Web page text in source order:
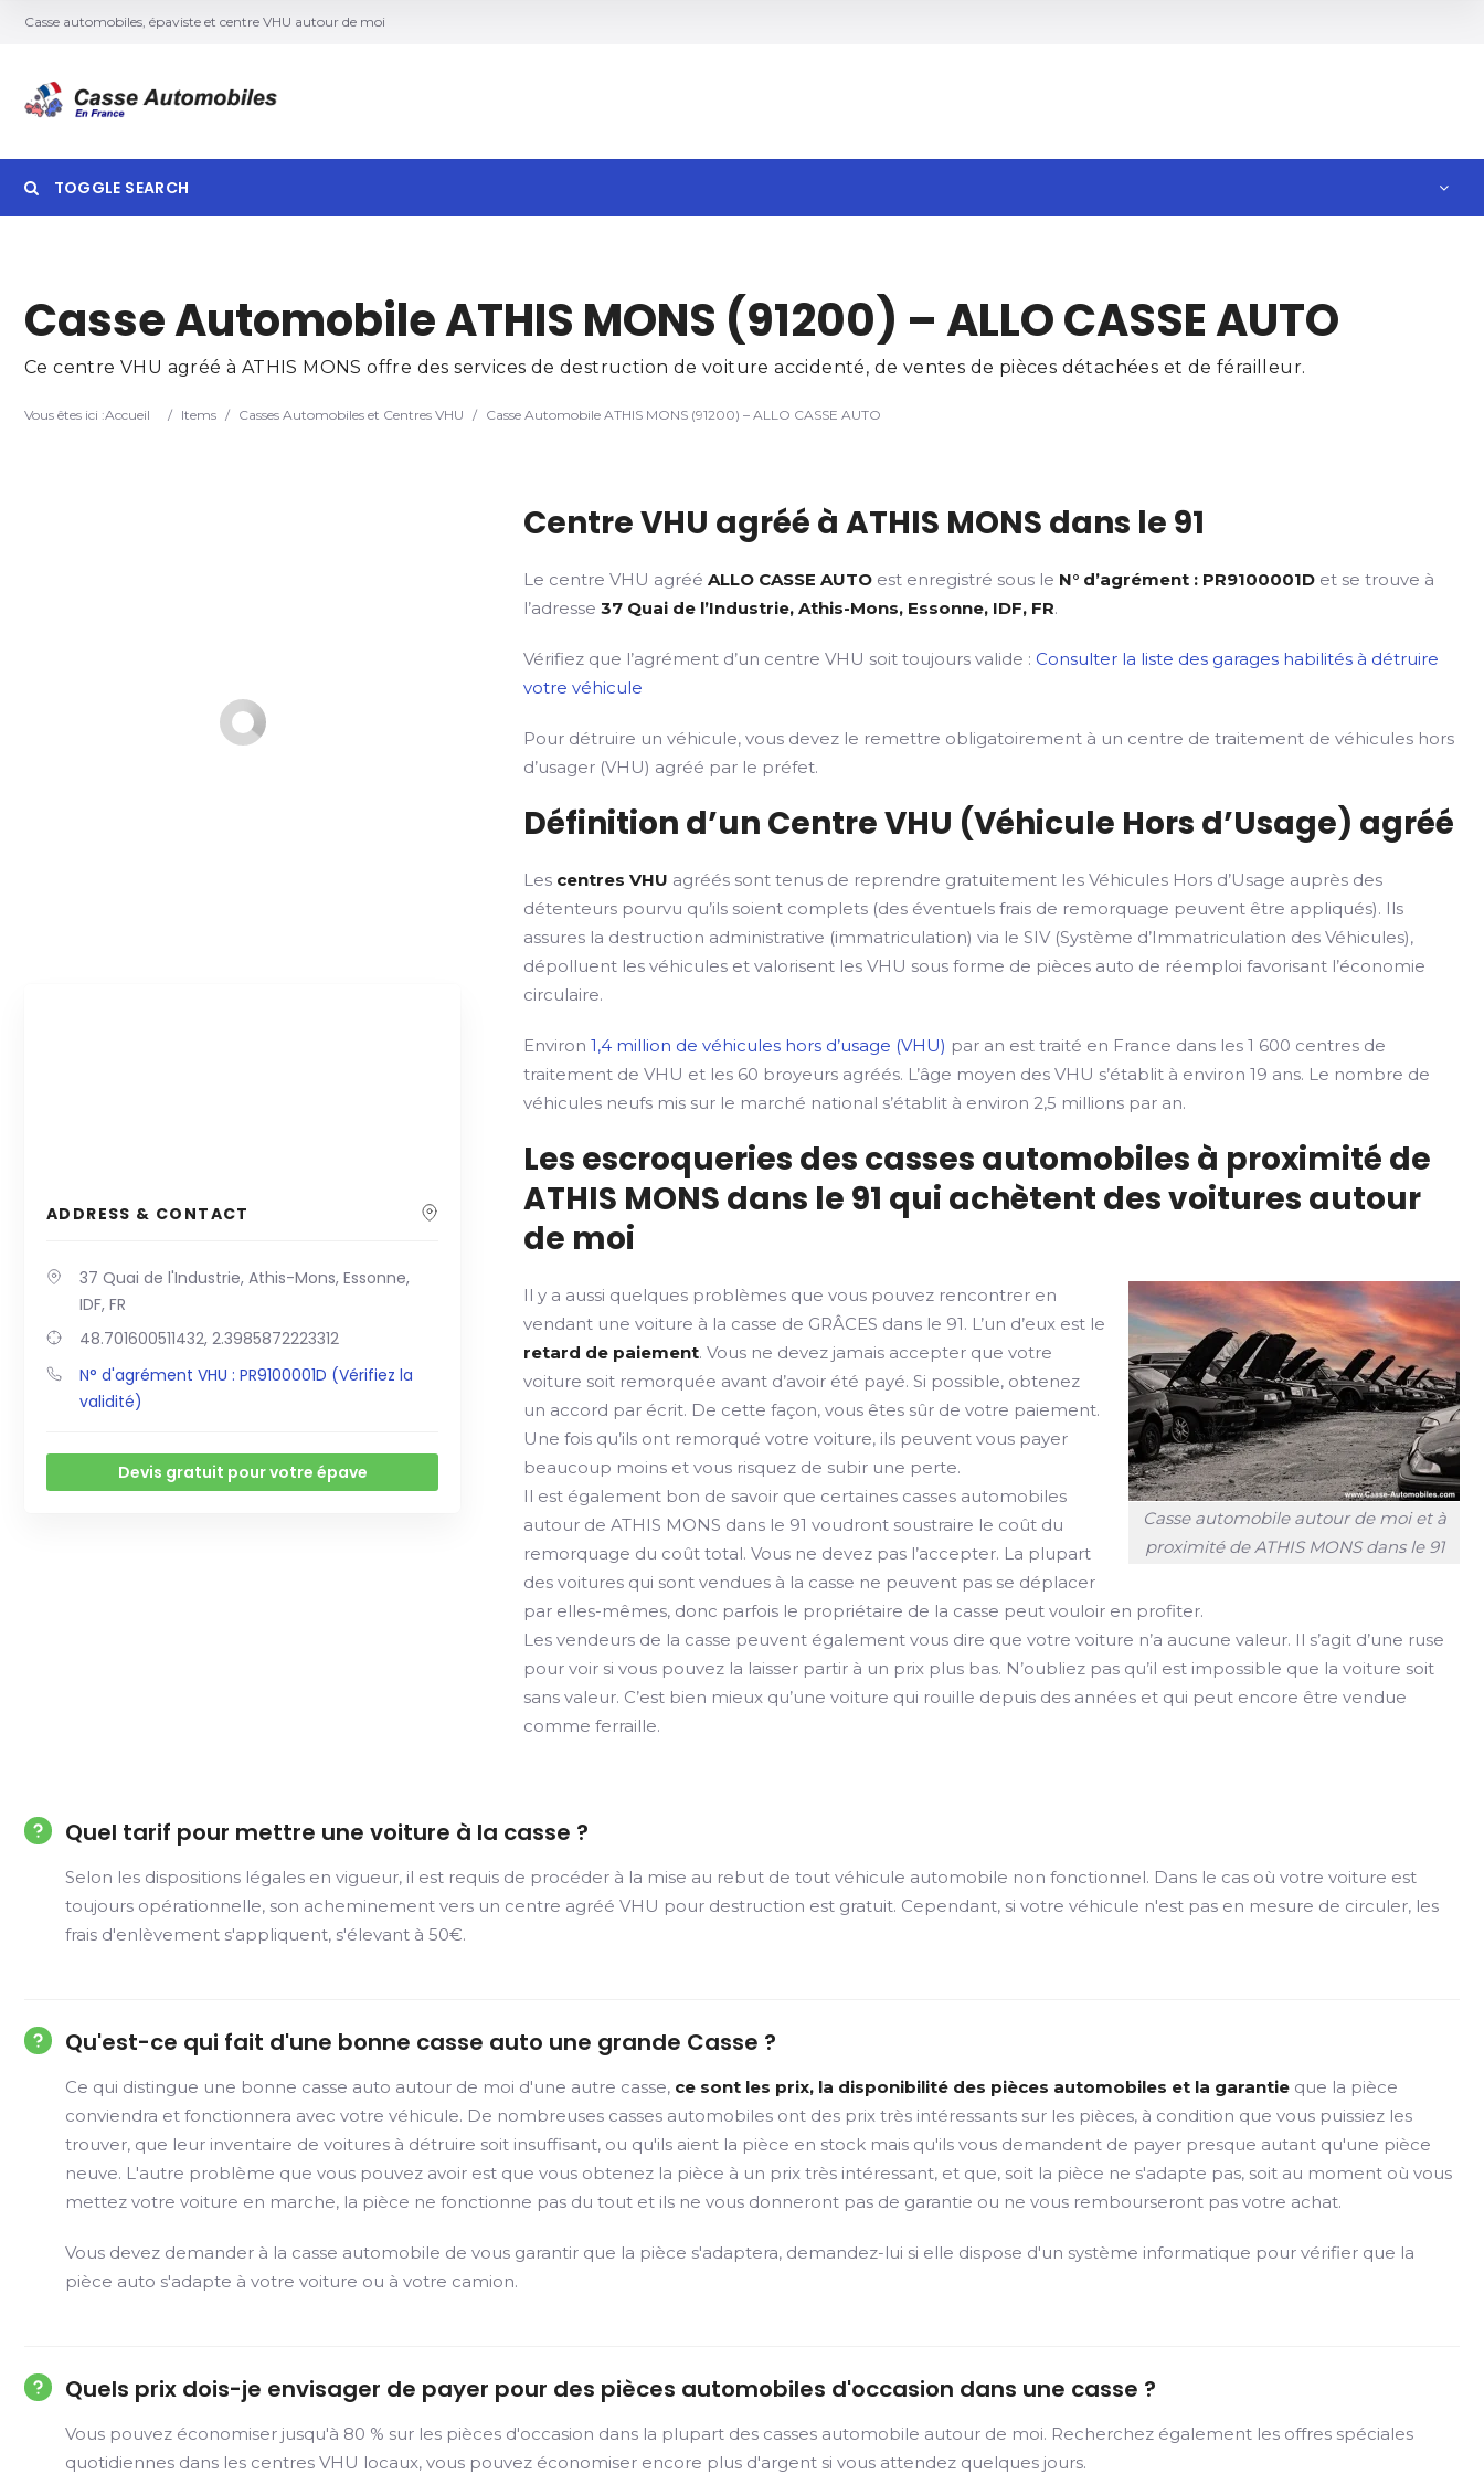
Casse automobiles, épaviste et centre VHU autour de moi
TOGGLE SEARCH
Search
Casse Automobile ATHIS MONS (91200) – ALLO CASSE AUTO
Ce centre VHU agréé à ATHIS MONS offre des services de destruction de voiture accidenté, de ventes de pièces détachées et de férailleur.
Vous êtes ici :Accueil / Items / Casses Automobiles et Centres VHU / Casse Automobile ATHIS MONS (91200) – ALLO CASSE AUTO
ADDRESS & CONTACT
37 Quai de l'Industrie, Athis-Mons, Essonne,
IDF, FR
48.701600511432, 2.3985872223312
N° d'agrément VHU : PR9100001D (Vérifiez la
validité)
Devis gratuit pour votre épave
Centre VHU agréé à ATHIS MONS dans le 91
Le centre VHU agrééALLO CASSE AUTO est enregistré sous le N° d’agrément : PR9100001D et se trouve à
l’adresse37 Quai de l’Industrie, Athis-Mons, Essonne, IDF, FR.
Vérifiez que l’agrément d’un centre VHU soit toujours valide : Consulter la liste des garages habilités à détruire
votre véhicule
Pour détruire un véhicule, vous devez le remettre obligatoirement à un centre de traitement de véhicules hors
d’usager (VHU) agréé par le préfet.
Définition d’un Centre VHU (Véhicule Hors d’Usage) agréé
Les centres VHU agréés sont tenus de reprendre gratuitement les Véhicules Hors d’Usage auprès des
détenteurs pourvu qu’ils soient complets (des éventuels frais de remorquage peuvent être appliqués). Ils
assures la destruction administrative (immatriculation) via le SIV (Système d’Immatriculation des Véhicules),
dépolluent les véhicules et valorisent les VHU sous forme de pièces auto de réemploi favorisant l’économie
circulaire.
Environ1,4 million de véhicules hors d’usage (VHU) par an est traité en France dans les 1 600 centres de
traitement de VHU et les 60 broyeurs agréés. L’âge moyen des VHU s’établit à environ 19 ans. Le nombre de
véhicules neufs mis sur le marché national s’établit à environ 2,5 millions par an.
Les escroqueries des casses automobiles à proximité de
ATHIS MONS dans le 91 qui achètent des voitures autour
de moi
Casse automobile autour de moi et à
proximité de ATHIS MONS dans le 91
Il y a aussi quelques problèmes que vous pouvez rencontrer en
vendant une voiture à la casse de GRÂCES dans le 91. L’un d’eux est le
retard de paiement. Vous ne devez jamais accepter que votre
voiture soit remorquée avant d’avoir été payé. Si possible, obtenez
un accord par écrit. De cette façon, vous êtes sûr de votre paiement.
Une fois qu’ils ont remorqué votre voiture, ils peuvent vous payer
beaucoup moins et vous risquez de subir une perte.
Il est également bon de savoir que certaines casses automobiles
autour de ATHIS MONS dans le 91 voudront soustraire le coût du
remorquage du coût total. Vous ne devez pas l’accepter. La plupart
des voitures qui sont vendues à la casse ne peuvent pas se déplacer
par elles-mêmes, donc parfois le propriétaire de la casse peut vouloir en profiter.
Les vendeurs de la casse peuvent également vous dire que votre voiture n’a aucune valeur. Il s’agit d’une ruse
pour voir si vous pouvez la laisser partir à un prix plus bas. N’oubliez pas qu’il est impossible que la voiture soit
sans valeur. C’est bien mieux qu’une voiture qui rouille depuis des années et qui peut encore être vendue
comme ferraille.
Quel tarif pour mettre une voiture à la casse ?
Selon les dispositions légales en vigueur, il est requis de procéder à la mise au rebut de tout véhicule automobile non fonctionnel. Dans le cas où votre voiture est
toujours opérationnelle, son acheminement vers un centre agréé VHU pour destruction est gratuit. Cependant, si votre véhicule n'est pas en mesure de circuler, les
frais d'enlèvement s'appliquent, s'élevant à 50€.
Qu'est-ce qui fait d'une bonne casse auto une grande Casse ?
Ce qui distingue une bonne casse auto autour de moi d'une autre casse, ce sont les prix, la disponibilité des pièces automobiles et la garantie que la pièce
conviendra et fonctionnera avec votre véhicule. De nombreuses casses automobiles ont des prix très intéressants sur les pièces, à condition que vous puissiez les
trouver, que leur inventaire de voitures à détruire soit insuffisant, ou qu'ils aient la pièce en stock mais qu'ils vous demandent de payer presque autant qu'une pièce
neuve. L'autre problème que vous pouvez avoir est que vous obtenez la pièce à un prix très intéressant, et que, soit la pièce ne s'adapte pas, soit au moment où vous
mettez votre voiture en marche, la pièce ne fonctionne pas du tout et ils ne vous donneront pas de garantie ou ne vous rembourseront pas votre achat.
Vous devez demander à la casse automobile de vous garantir que la pièce s'adaptera, demandez-lui si elle dispose d'un système informatique pour vérifier que la
pièce auto s'adapte à votre voiture ou à votre camion.
Quels prix dois-je envisager de payer pour des pièces automobiles d'occasion dans une casse ?
Vous pouvez économiser jusqu'à 80 % sur les pièces d'occasion dans la plupart des casses automobile autour de moi. Recherchez également les offres spéciales
quotidiennes dans les centres VHU locaux, vous pouvez économiser encore plus d'argent si vous attendez quelques jours.